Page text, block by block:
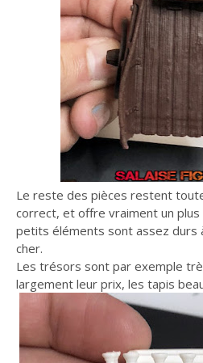
Le reste des pièces restent
correct, et offre vraiment un
petits éléments sont assez
cher.
Les trésors sont par exemple
largement leur prix, les tapis